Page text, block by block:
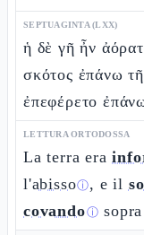
SEPTUAGINTA (LXX)
ἡ δὲ γῆ ἦν
σκότος ἐπάνω
ἐπεφέρετο
LETTURA ORTODOSSA
La terra era
l'abissoⓘ, e il
covandoⓘ